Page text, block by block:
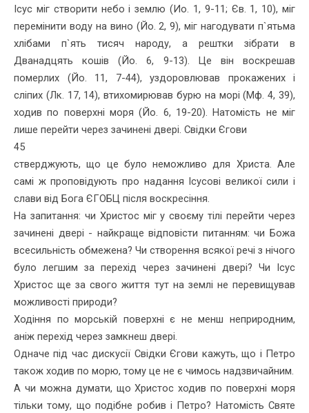
Ісус міг створити небо і землю (Ио. 1, 9-11; Єв. 1, 10), міг
перемінити воду на вино (Йо. 2, 9), міг нагодувати п`ятьма
хлібами п`ять тисяч народу, а рештки зібрати в
Дванадцять кошів (Йо. 6, 9-13). Це він воскрешав
померлих (Йо. 11, 7-44), уздоровлював прокажених і
сліпих (Лк. 17, 14), втихомирював бурю на морі (Мф. 4, 39),
ходив по поверхні моря (Йо. 6, 19-20). На­томість не міг
лише перейти через зачинені двері. Свідки Єгови
45
стверджують, що це було неможливо для Христа. Але
самі ж пропо­відують про надання Ісусові великої сили і
слави від Бога ЄГОБЦ після воскресіння.
На запитання: чи Христос міг у своєму тілі перейти через
зачи­нені двері - найкраще відповісти питанням: чи Божа
всесильність обмежена? Чи створення всякої речі з нічого
було легшим за перехід через зачинені двері? Чи Ісус
Христос ще за свого життя тут на землі не перевищував
можливості природи?
Ходіння по морській поверхні є не менш неприродним,
аніж пере­хід через замкнеш двері.
Одначе під час дискусії Свідки Єгови кажуть, що і Петро
також ходив по морю, тому це не є чимось надзвичайним.
А чи можна думати, що Христос ходив по поверхні моря
тільки тому, що подібне робив і Петро? Натомість Святе